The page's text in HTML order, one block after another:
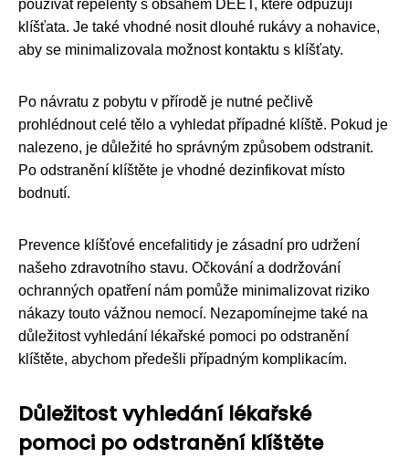
používat repelenty s obsahem DEET, které odpuzují
klíšťata. Je také vhodné nosit dlouhé rukávy a nohavice,
aby se minimalizovala možnost kontaktu s klíšťaty.
Po návratu z pobytu v přírodě je nutné pečlivě
prohlédnout celé tělo a vyhledat případné klíště. Pokud je
nalezeno, je důležité ho správným způsobem odstranit.
Po odstranění klíštěte je vhodné dezinfikovat místo
bodnutí.
Prevence klíšťové encefalitidy je zásadní pro udržení
našeho zdravotního stavu. Očkování a dodržování
ochranných opatření nám pomůže minimalizovat riziko
nákazy touto vážnou nemocí. Nezapomínejme také na
důležitost vyhledání lékařské pomoci po odstranění
klíštěte, abychom předešli případným komplikacím.
Důležitost vyhledání lékařské
pomoci po odstranění klíštěte